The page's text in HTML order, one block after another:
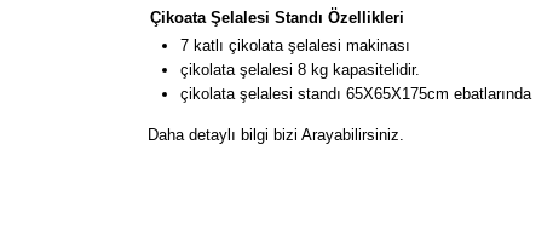
Çikoata Şelalesi Standı Özellikleri
7 katlı çikolata şelalesi makinası
çikolata şelalesi 8 kg kapasitelidir.
çikolata şelalesi standı 65X65X175cm ebatlarında
Daha detaylı bilgi bizi Arayabilirsiniz.